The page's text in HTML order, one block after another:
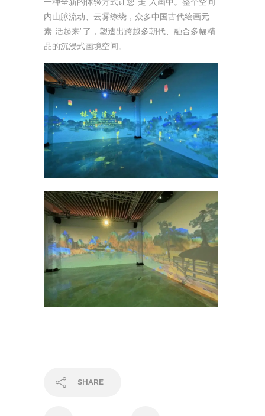
内山脉流动、云雾缭绕，众多中国古代绘画元
素“活起来”了，塑造出跨越多朝代、融合多幅精
品的沉浸式画境空间。
SHARE